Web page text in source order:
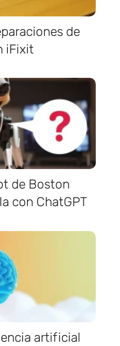
de
iFixit
de Boston
con ChatGPT
artificial